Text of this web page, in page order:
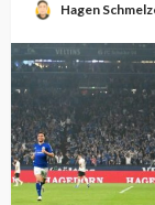
Hagen